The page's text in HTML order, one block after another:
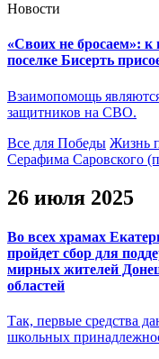
Новости
«Своих не бросаем»:
поселке Бисерть
Взаимопомощь
защитников на СВО.
Все для Победы Жизнь
Серафима Саровского
26 июля 2025
Во всех храмах
пройдет сбор для
мирных жителей
областей
Так, первые средства
школьных